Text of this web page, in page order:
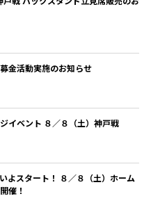
金活動実施のお知らせ
イベント ８／８（土）神戸戦
よスタート！ ８／８（土）ホーム
催！